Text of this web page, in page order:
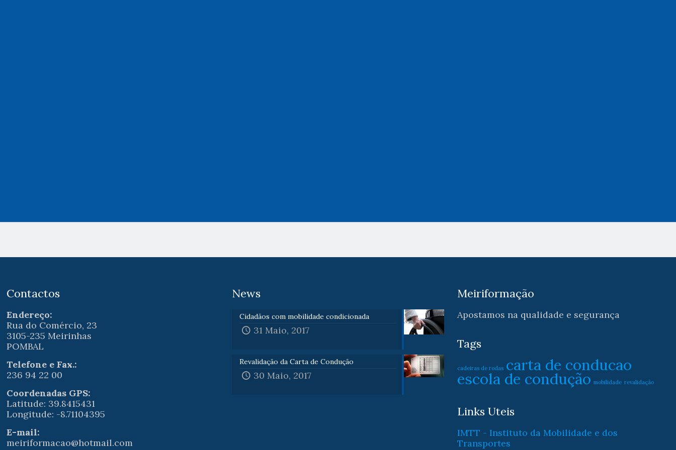
Contactos
Endereço:
Rua do Comércio, 23
3105-235 Meirinhas
POMBAL
Telefone e Fax.:
236 94 22 00
Coordenadas GPS:
Latitude: 39.8415431
Longitude: -8.71104395
E-mail:
meiriformacao@hotmail.com
News
Cidadãos com mobilidade condicionada
31 Maio, 2017
Revalidação da Carta de Condução
30 Maio, 2017
Meiriformação
Apostamos na qualidade e segurança
Tags
cadeiras de rodas carta de conducao
escola de condução mobilidade revalidação
Links Uteis
IMTT - Instituto da Mobilidade e dos
Transportes